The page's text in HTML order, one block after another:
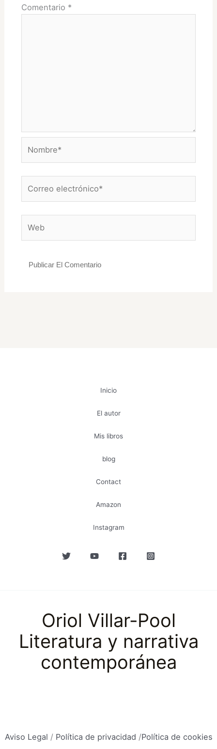
Comentario *
electrónico*
Inicio
El autor
Mis libros
blog
Contact
Amazon
Instagram
Oriol Villar-Pool
Literatura y narrativa
contemporánea
Aviso Legal / Política de privacidad /Política de cookies